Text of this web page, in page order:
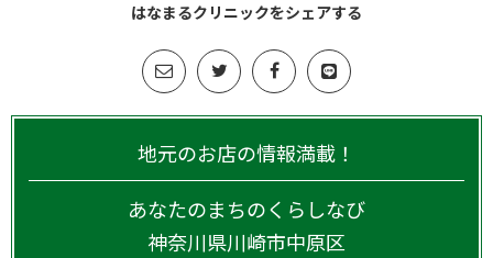
はなまるクリニックをシェアする
地元のお店の情報満載！
あなたのまちのくらしなび
神奈川県川崎市中原区